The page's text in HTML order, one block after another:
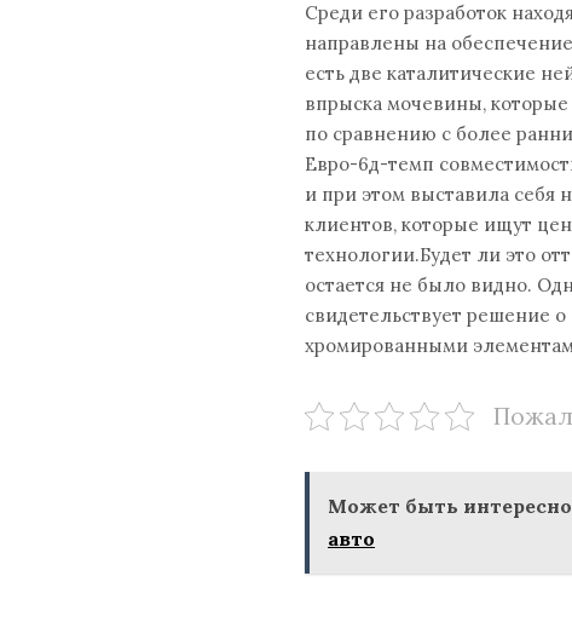
Среди его разработок
направлены на
есть две каталитические
впрыска мочевины,
по сравнению с более
Евро-6д-темп
и при этом выставила себя
клиентов, которые ищут
технологии.Будет ли это
остается не было видно.
свидетельствует решение
хромированными
Может быть
авто